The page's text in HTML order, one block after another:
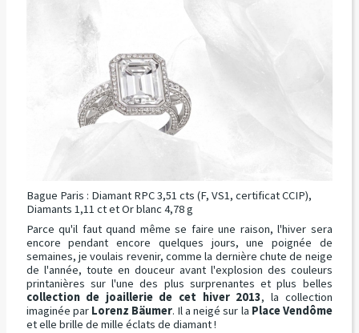
Bague Paris : Diamant RPC 3,51 cts (F, VS1, certificat CCIP),
Diamants 1,11 ct et Or blanc 4,78 g
Parce qu'il faut quand même se faire une raison, l'hiver sera
encore pendant encore quelques jours, une poignée de
semaines, je voulais revenir, comme la dernière chute de neige
de l'année, toute en douceur avant l'explosion des couleurs
printanières sur l'une des plus surprenantes et plus belles
collection de joaillerie de cet hiver 2013, la collection
imaginée par Lorenz Bäumer. Il a neigé sur la Place Vendôme
et elle brille de mille éclats de diamant !